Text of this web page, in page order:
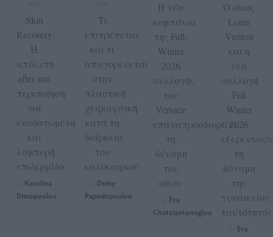
Skin
Recovery:
Η
απόλυτη
after sun
περιποίηση
για
ενυδατωμένη
και
λαμπερή
επιδερμίδα
Karolina
Dimopoulou
Tι
επιτρέπεται
και τι
απαγορεύεται
στην
πλαστική
χειρουργική
κατά τη
διάρκεια
του
καλοκαιριού
Demy
Papadopoulou
Η νέα
καμπάνια
της Fall-
Winter
2026
συλλογής
του
Versace
επαναπροσδιορίζει
τη
δύναμη
του
οίκου
Eva
Chatziantonoglou
Ο οίκος
Louis
Vuitton
και η
νέα
συλλογή
Fall
Winter
2026
εξερευνούν
τη
δύναμη
της
γυναικείας
ταυτότητας
Eva